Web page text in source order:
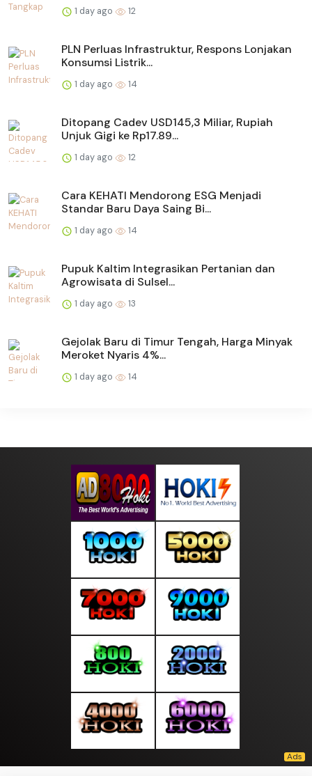
1 day ago 12
PLN Perluas Infrastruktur, Respons Lonjakan
Konsumsi Listrik...
1 day ago 14
Ditopang Cadev USD145,3 Miliar, Rupiah
Unjuk Gigi ke Rp17.89...
1 day ago 12
Cara KEHATI Mendorong ESG Menjadi
Standar Baru Daya Saing Bi...
1 day ago 14
Pupuk Kaltim Integrasikan Pertanian dan
Agrowisata di Sulsel...
1 day ago 13
Gejolak Baru di Timur Tengah, Harga Minyak
Meroket Nyaris 4%...
1 day ago 14